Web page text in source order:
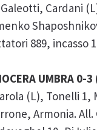
Cardani
889, incasso
UMBRA
(L), Tonelli
Armonia.